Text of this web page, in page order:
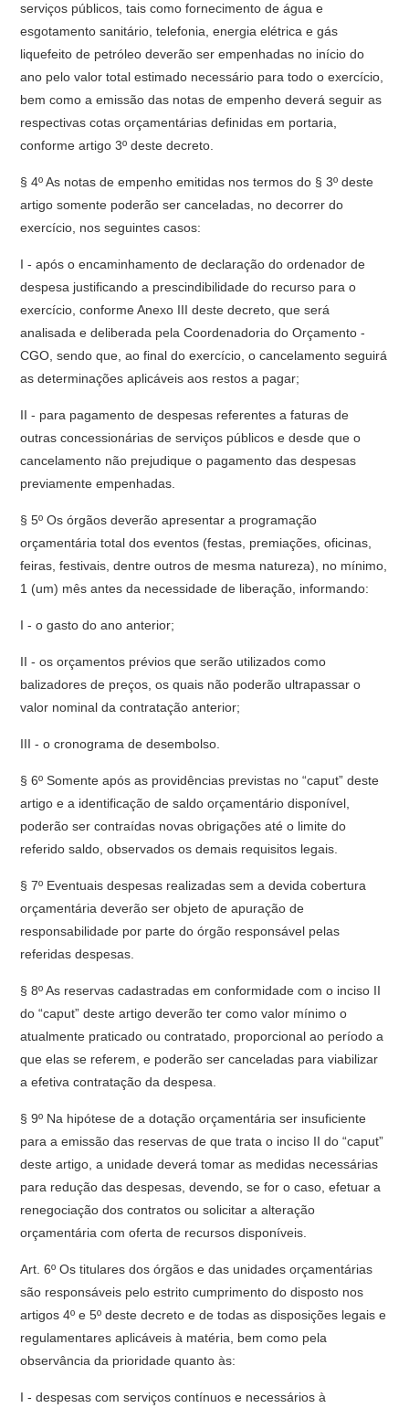
serviços públicos, tais como fornecimento de água e
esgotamento sanitário, telefonia, energia elétrica e gás
liquefeito de petróleo deverão ser empenhadas no início do
ano pelo valor total estimado necessário para todo o exercício,
bem como a emissão das notas de empenho deverá seguir as
respectivas cotas orçamentárias definidas em portaria,
conforme artigo 3º deste decreto.
§ 4º As notas de empenho emitidas nos termos do § 3º deste
artigo somente poderão ser canceladas, no decorrer do
exercício, nos seguintes casos:
I - após o encaminhamento de declaração do ordenador de
despesa justificando a prescindibilidade do recurso para o
exercício, conforme Anexo III deste decreto, que será
analisada e deliberada pela Coordenadoria do Orçamento -
CGO, sendo que, ao final do exercício, o cancelamento seguirá
as determinações aplicáveis aos restos a pagar;
II - para pagamento de despesas referentes a faturas de
outras concessionárias de serviços públicos e desde que o
cancelamento não prejudique o pagamento das despesas
previamente empenhadas.
§ 5º Os órgãos deverão apresentar a programação
orçamentária total dos eventos (festas, premiações, oficinas,
feiras, festivais, dentre outros de mesma natureza), no mínimo,
1 (um) mês antes da necessidade de liberação, informando:
I - o gasto do ano anterior;
II - os orçamentos prévios que serão utilizados como
balizadores de preços, os quais não poderão ultrapassar o
valor nominal da contratação anterior;
III - o cronograma de desembolso.
§ 6º Somente após as providências previstas no “caput” deste
artigo e a identificação de saldo orçamentário disponível,
poderão ser contraídas novas obrigações até o limite do
referido saldo, observados os demais requisitos legais.
§ 7º Eventuais despesas realizadas sem a devida cobertura
orçamentária deverão ser objeto de apuração de
responsabilidade por parte do órgão responsável pelas
referidas despesas.
§ 8º As reservas cadastradas em conformidade com o inciso II
do “caput” deste artigo deverão ter como valor mínimo o
atualmente praticado ou contratado, proporcional ao período a
que elas se referem, e poderão ser canceladas para viabilizar
a efetiva contratação da despesa.
§ 9º Na hipótese de a dotação orçamentária ser insuficiente
para a emissão das reservas de que trata o inciso II do “caput”
deste artigo, a unidade deverá tomar as medidas necessárias
para redução das despesas, devendo, se for o caso, efetuar a
renegociação dos contratos ou solicitar a alteração
orçamentária com oferta de recursos disponíveis.
Art. 6º Os titulares dos órgãos e das unidades orçamentárias
são responsáveis pelo estrito cumprimento do disposto nos
artigos 4º e 5º deste decreto e de todas as disposições legais e
regulamentares aplicáveis à matéria, bem como pela
observância da prioridade quanto às:
I - despesas com serviços contínuos e necessários à